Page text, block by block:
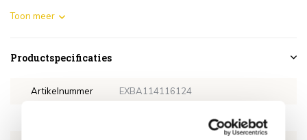
Toon meer
Productspecificaties
Artikelnummer EXBA114116124